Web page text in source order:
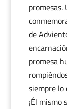
promesas.
de
promesa
siempre lo
¡Él mismo